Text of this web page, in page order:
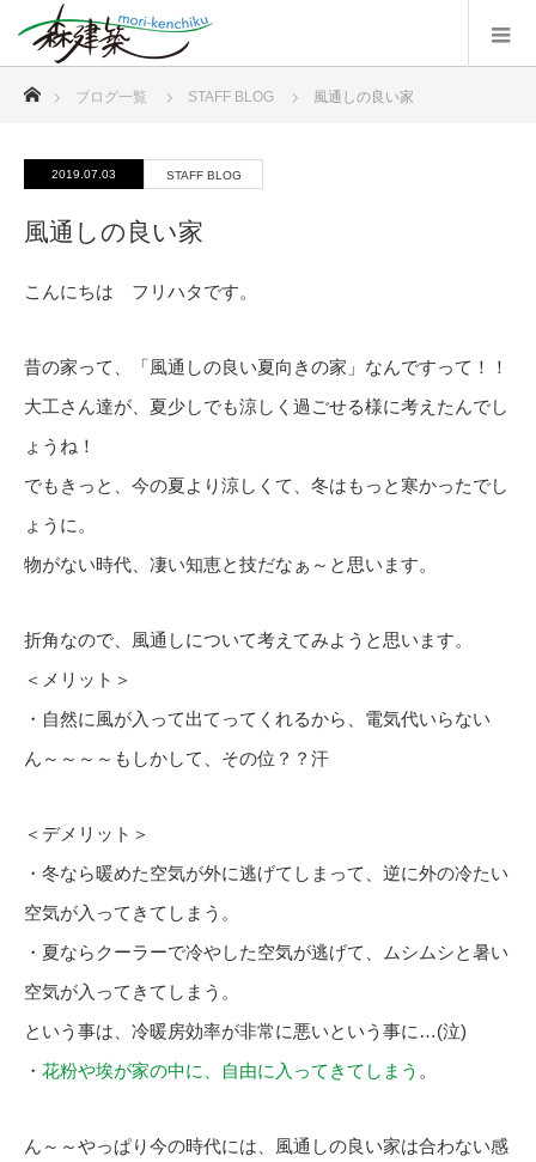
ブログ一覧 STAFF BLOG 風通しの良い家
2019.07.03 STAFF BLOG
風通しの良い家
こんにちは フリハタです。
昔の家って、「風通しの良い夏向きの家」なんですって！！
大工さん達が、夏少しでも涼しく過ごせる様に考えたんでし
ょうね！
でもきっと、今の夏より涼しくて、冬はもっと寒かったでし
ょうに。
物がない時代、凄い知恵と技だなぁ～と思います。
折角なので、風通しについて考えてみようと思います。
＜メリット＞
・自然に風が入って出てってくれるから、電気代いらない
ん～～～～もしかして、その位？？汗
＜デメリット＞
・冬なら暖めた空気が外に逃げてしまって、逆に外の冷たい
空気が入ってきてしまう。
・夏ならクーラーで冷やした空気が逃げて、ムシムシと暑い
空気が入ってきてしまう。
という事は、冷暖房効率が非常に悪いという事に…(泣)
・ 花粉や埃が家の中に、自由に入ってきてしまう 。
ん～～やっぱり今の時代には、風通しの良い家は合わない感